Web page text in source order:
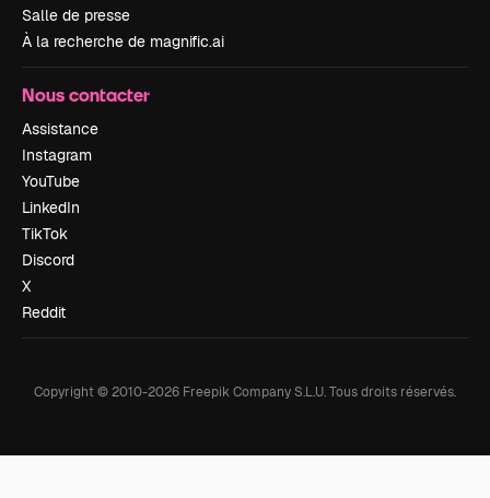
Salle de presse
À la recherche de magnific.ai
Nous contacter
Assistance
Instagram
YouTube
LinkedIn
TikTok
Discord
X
Reddit
Copyright © 2010-2026 Freepik Company S.L.U.Tous droits réservés.